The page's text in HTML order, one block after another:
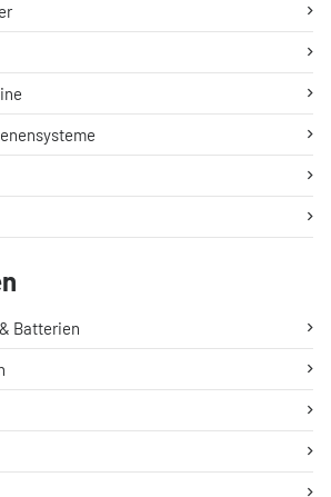
Batterien